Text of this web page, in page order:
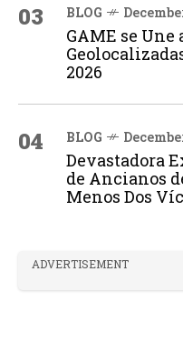
03 BLOG
GAME se Une
2026
04 BLOG
Devastadora
de Ancianos
Menos Dos
ADVERTISEMENT